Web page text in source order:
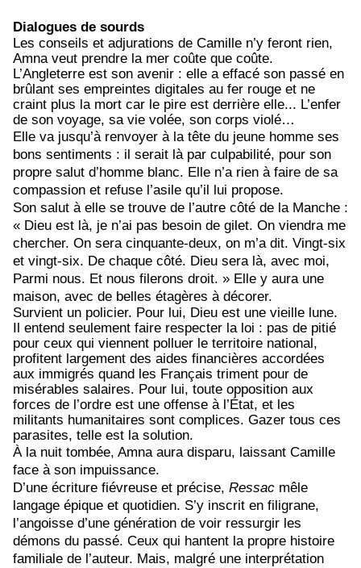
Dialogues de sourds
Les conseils et adjurations de Camille n’y feront rien,
Amna veut prendre la mer coûte que coûte.
L’Angleterre est son avenir : elle a effacé son passé en
brûlant ses empreintes digitales au fer rouge et ne
craint plus la mort car le pire est derrière elle... L’enfer
de son voyage, sa vie volée, son corps violé…
Elle va jusqu’à renvoyer à la tête du jeune homme ses
bons sentiments : il serait là par culpabilité, pour son
propre salut d’homme blanc. Elle n’a rien à faire de sa
compassion et refuse l’asile qu’il lui propose.
Son salut à elle se trouve de l’autre côté de la Manche :
« Dieu est là, je n’ai pas besoin de gilet. On viendra me
chercher. On sera cinquante-deux, on m’a dit. Vingt-six
et vingt-six. De chaque côté. Dieu sera là, avec moi,
Parmi nous. Et nous filerons droit. » Elle y aura une
maison, avec de belles étagères à décorer.
Survient un policier. Pour lui, Dieu est une vieille lune.
Il entend seulement faire respecter la loi : pas de pitié
pour ceux qui viennent polluer le territoire national,
profitent largement des aides financières accordées
aux immigrés quand les Français triment pour de
misérables salaires. Pour lui, toute opposition aux
forces de l’ordre est une offense à l’État, et les
militants humanitaires sont complices. Gazer tous ces
parasites, telle est la solution.
À la nuit tombée, Amna aura disparu, laissant Camille
face à son impuissance.
D’une écriture fiévreuse et précise, Ressac mêle
langage épique et quotidien. S’y inscrit en filigrane,
l’angoisse d’une génération de voir ressurgir les
démons du passé. Ceux qui hantent la propre histoire
familiale de l’auteur. Mais, malgré une interprétation